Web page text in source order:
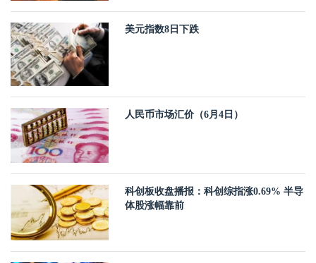
美元指数8日下跌
人民币市场汇价（6月4日）
科创板收盘播报：科创综指涨0.69% 半导
体股涨幅靠前